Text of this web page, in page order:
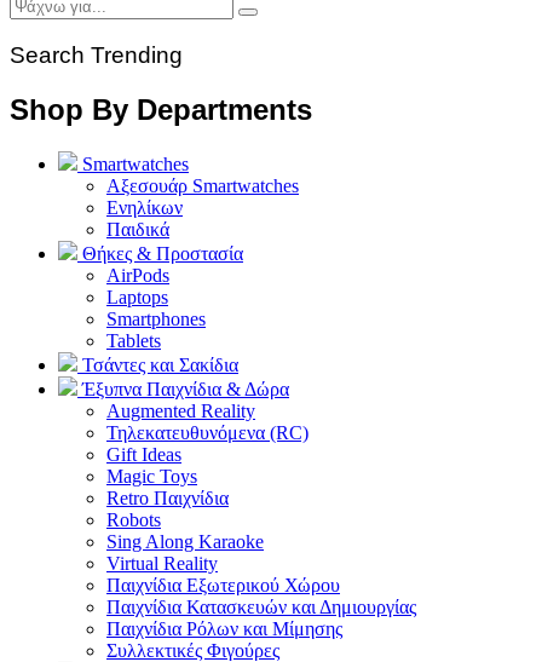
Search Trending
Shop By Departments
Smartwatches
Αξεσουάρ Smartwatches
Ενηλίκων
Παιδικά
Θήκες & Προστασία
AirPods
Laptops
Smartphones
Tablets
Τσάντες και Σακίδια
Έξυπνα Παιχνίδια & Δώρα
Augmented Reality
Τηλεκατευθυνόμενα (RC)
Gift Ideas
Magic Toys
Retro Παιχνίδια
Robots
Sing Along Karaoke
Virtual Reality
Παιχνίδια Εξωτερικού Χώρου
Παιχνίδια Κατασκευών και Δημιουργίας
Παιχνίδια Ρόλων και Μίμησης
Συλλεκτικές Φιγούρες